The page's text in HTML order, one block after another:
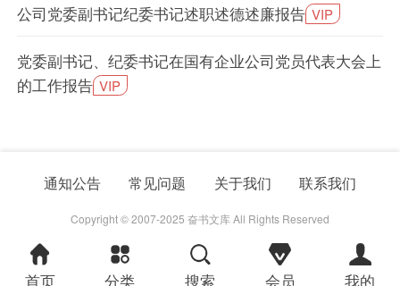
公司党委副书记纪委书记述职述德述廉报告 VIP
党委副书记、纪委书记在国有企业公司党员代表大会上
的工作报告 VIP
通知公告 常见问题 关于我们 联系我们
Copyright © 2007-2025 奋书文库 All Rights Reserved
首页 分类 搜索 会员 我的